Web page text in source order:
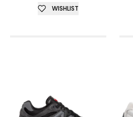
WISHLIST